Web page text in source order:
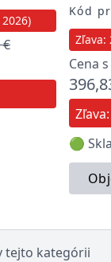
€
Kód
Zľava:
Cena
Zľava:
🟢
tejto kategórii